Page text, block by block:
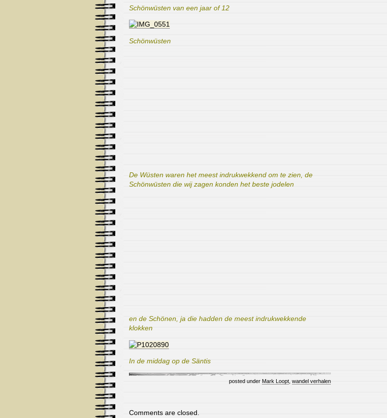
Schönwüsten van een jaar of 12
Schönwüsten
De Wüsten waren het meest indrukwekkend om te zien, de
Schönwüsten die wij zagen konden het beste jodelen
en de Schönen, ja die hadden de meest indrukwekkende
klokken
In de middag op de Säntis
posted under Mark Loopt wandel verhalen
Comments are closed.